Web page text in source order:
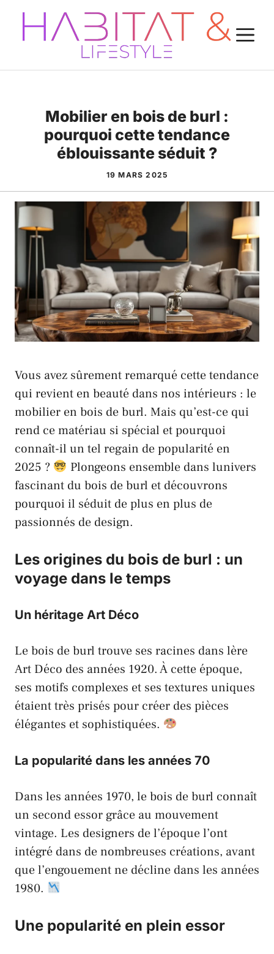
Aller
contenu
Mobilier en bois de burl :
pourquoi cette tendance
éblouissante séduit ?
19 MARS 2025
Vous avez sûrement remarqué cette tendance
qui revient en beauté dans nos intérieurs : le
mobilier en bois de burl. Mais qu’est-ce qui
rend ce matériau si spécial et pourquoi
connaît-il un tel regain de popularité en
2025 ?
Plongeons ensemble dans lunivers
fascinant du bois de burl et découvrons
pourquoi il séduit de plus en plus de
passionnés de design.
Les origines du bois de burl : un
voyage dans le temps
Un héritage Art Déco
Le bois de burl trouve ses racines dans lère
Art Déco des années 1920. À cette époque,
ses motifs complexes et ses textures uniques
étaient très prisés pour créer des pièces
élégantes et sophistiquées.
La popularité dans les années 70
Dans les années 1970, le bois de burl connaît
un second essor grâce au mouvement
vintage. Les designers de l’époque l’ont
intégré dans de nombreuses créations, avant
que l’engouement ne décline dans les années
1980.
Une popularité en plein essor